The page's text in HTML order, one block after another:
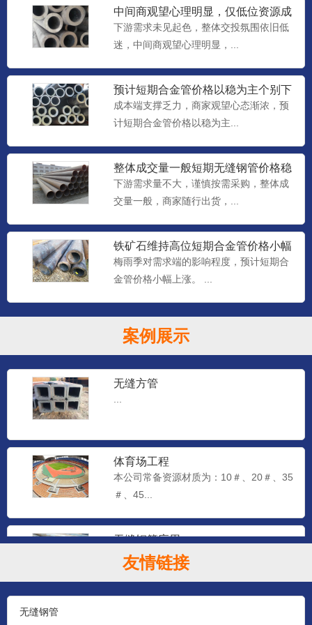
中间商观望心理明显，仅低位资源成
交尚可，预计短期合金管价格
下游需求未见起色，整体交投氛围依旧低
迷，中间商观望心理明显，...
预计短期合金管价格以稳为主个别下
调
成本端支撑乏力，商家观望心态渐浓，预
计短期合金管价格以稳为主...
整体成交量一般短期无缝钢管价格稳
中个调整理
下游需求量不大，谨慎按需采购，整体成
交量一般，商家随行出货，...
铁矿石维持高位短期合金管价格小幅
上涨
梅雨季对需求端的影响程度，预计短期合
金管价格小幅上涨。 ...
案例展示
无缝方管
...
体育场工程
本公司常备资源材质为：10＃、20＃、35
＃、45...
无缝钢管应用
本公司常备资源材质为：10＃、20＃、35
＃、45...
友情链接
无缝钢管